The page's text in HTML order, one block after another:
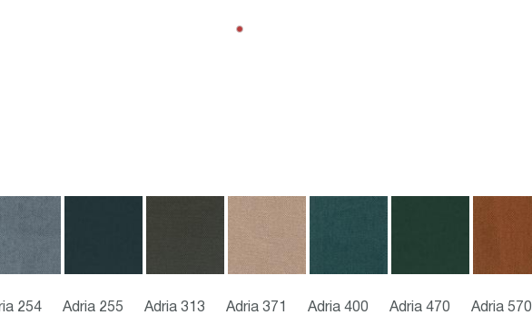
254 Adria 255 Adria 313 Adria 371 Adria 400 Adria 470 Adria 570